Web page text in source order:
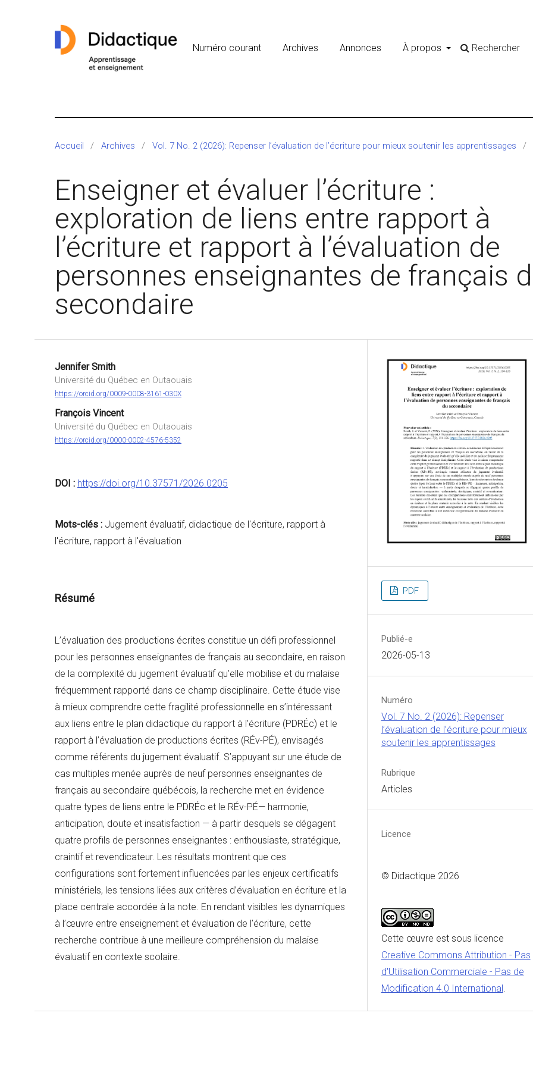
Numéro courant Archives Annonces À propos Rechercher
Accueil / Archives / Vol. 7 No. 2 (2026): Repenser l’évaluation de l’écriture pour mieux soutenir les apprentissages /
Enseigner et évaluer l’écriture :
exploration de liens entre rapport à
l’écriture et rapport à l’évaluation de
personnes enseignantes de français
secondaire
Jennifer Smith
Université du Québec en Outaouais
https://orcid.org/0009-0008-3161-030X
François Vincent
Université du Québec en Outaouais
https://orcid.org/0000-0002-4576-5352
DOI : https://doi.org/10.37571/2026.0205
Mots-clés : Jugement évaluatif, didactique de l'écriture, rapport à
l'écriture, rapport à l'évaluation
Résumé
L’évaluation des productions écrites constitue un défi professionnel
pour les personnes enseignantes de français au secondaire, en raison
de la complexité du jugement évaluatif qu’elle mobilise et du malaise
fréquemment rapporté dans ce champ disciplinaire. Cette étude vise
à mieux comprendre cette fragilité professionnelle en s’intéressant
aux liens entre le plan didactique du rapport à l’écriture (PDRÉc) et le
rapport à l’évaluation de productions écrites (RÉv-PÉ), envisagés
comme référents du jugement évaluatif. S’appuyant sur une étude de
cas multiples menée auprès de neuf personnes enseignantes de
français au secondaire québécois, la recherche met en évidence
quatre types de liens entre le PDRÉc et le RÉv-PÉ— harmonie,
anticipation, doute et insatisfaction — à partir desquels se dégagent
quatre profils de personnes enseignantes : enthousiaste, stratégique,
craintif et revendicateur. Les résultats montrent que ces
configurations sont fortement influencées par les enjeux certificatifs
ministériels, les tensions liées aux critères d’évaluation en écriture et la
place centrale accordée à la note. En rendant visibles les dynamiques
à l’œuvre entre enseignement et évaluation de l’écriture, cette
recherche contribue à une meilleure compréhension du malaise
évaluatif en contexte scolaire.
PDF
Publié-e
2026-05-13
Numéro
Vol. 7 No. 2 (2026): Repenser
l’évaluation de l’écriture pour mieux
soutenir les apprentissages
Rubrique
Articles
Licence
© Didactique 2026
Cette œuvre est sous licence
Creative Commons Attribution - Pas
d'Utilisation Commerciale - Pas de
Modification 4.0 International.